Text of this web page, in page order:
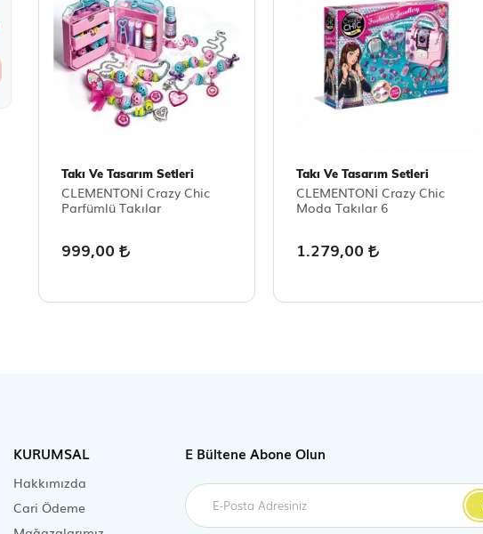
Takı Ve Tasarım Setleri
CLEMENTONİ Crazy Chic
Parfümlü Takılar
999,00
Takı Ve Tasarım Setleri
CLEMENTONİ Crazy Chic
Moda Takılar 6
1.279,00
KURUMSAL
Hakkımızda
Cari Ödeme
E Bültene Abone Olun